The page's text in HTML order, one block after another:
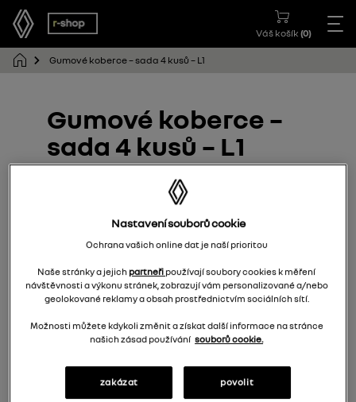
Váš košík (0)
Gumové koberce – sada 4 kusů – L1
Gumové koberce –
sada 4 kusů – L1
Nastavení souborů cookie
Ochrana vašich online dat je naší prioritou
Naše stránky a jejich partneři používají soubory cookies k měření
návštěvnosti a výkonu stránek, zobrazují vám personalizované a/nebo
geolokované reklamy a obsah prostřednictvím sociálních sítí.
Možnosti můžete kdykoli změnit a získat další informace na stránce
našich zásad používání souborů cookie.
zakázat povolit